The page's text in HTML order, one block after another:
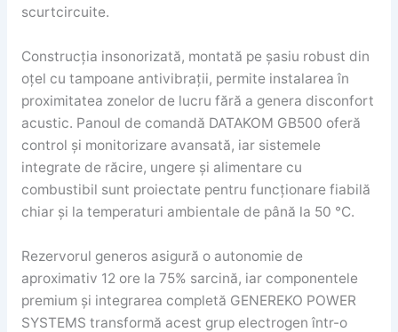
scurtcircuite.
Construcția insonorizată, montată pe șasiu robust din
oțel cu tampoane antivibrații, permite instalarea în
proximitatea zonelor de lucru fără a genera disconfort
acustic. Panoul de comandă DATAKOM GB500 oferă
control și monitorizare avansată, iar sistemele
integrate de răcire, ungere și alimentare cu
combustibil sunt proiectate pentru funcționare fiabilă
chiar și la temperaturi ambientale de până la 50 °C.
Rezervorul generos asigură o autonomie de
aproximativ 12 ore la 75% sarcină, iar componentele
premium și integrarea completă GENEREKO POWER
SYSTEMS transformă acest grup electrogen într-o